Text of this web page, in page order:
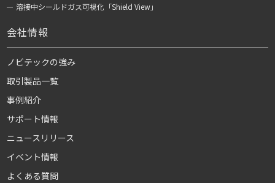
溶接中シールドガス可視化「Shield View」
会社情報
ノビテックの強み
取引製品一覧
事例紹介
サポート情報
ニュースリリース
イベント情報
よくある質問